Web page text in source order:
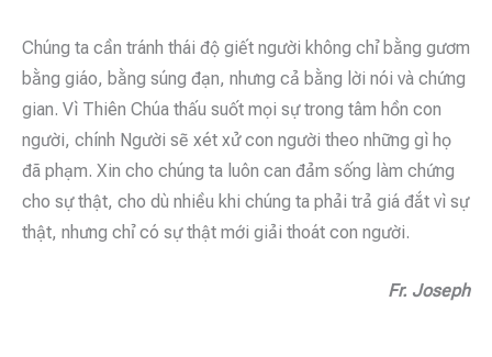
Chúng ta cần tránh thái độ giết người không chỉ bằng gươm
bằng giáo, bằng súng đạn, nhưng cả bằng lời nói và chứng
gian. Vì Thiên Chúa thấu suốt mọi sự trong tâm hồn con
người, chính Người sẽ xét xử con người theo những gì họ
đã phạm. Xin cho chúng ta luôn can đảm sống làm chứng
cho sự thật, cho dù nhiều khi chúng ta phải trả giá đắt vì sự
thật, nhưng chỉ có sự thật mới giải thoát con người.
Fr. Joseph